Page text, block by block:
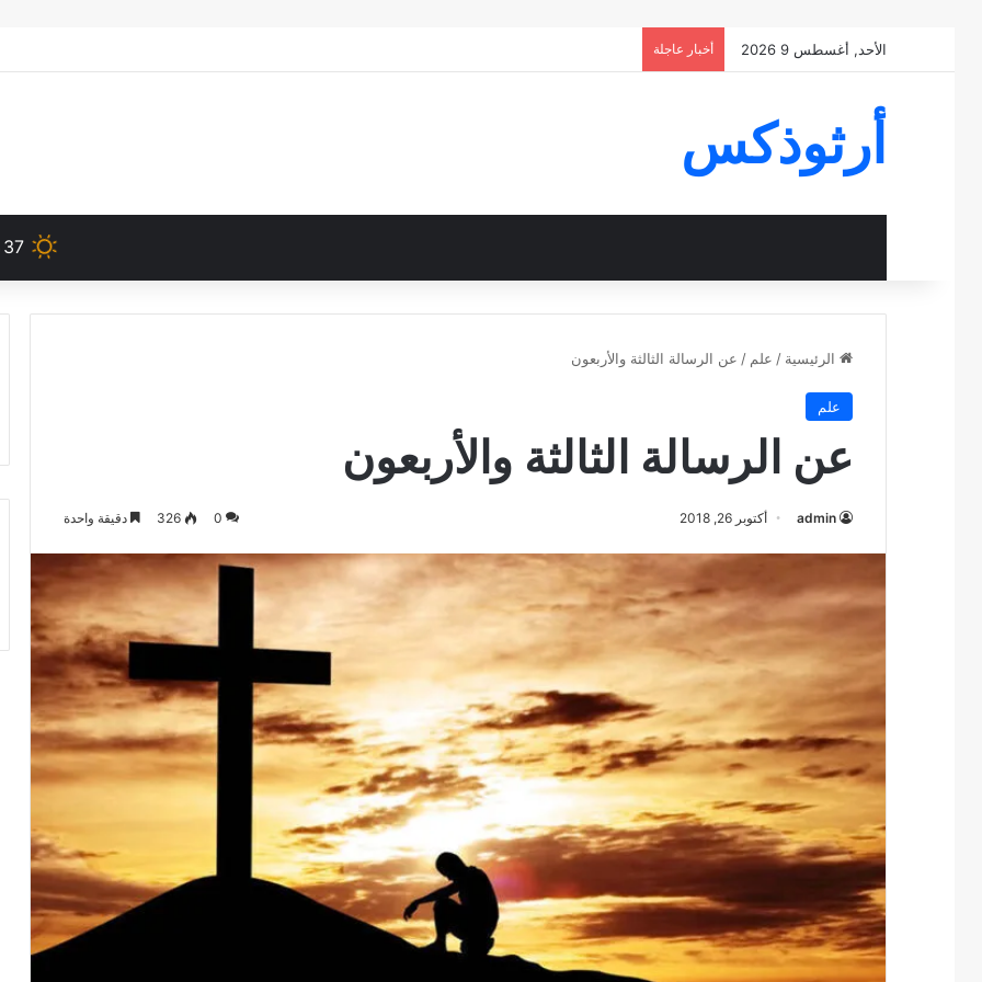
الأحد, أغسطس 9 2026 أخبار عاجلة
أرثوذكس
37
الرئيسية / علم / عن الرسالة الثالثة والأربعون
علم
عن الرسالة الثالثة والأربعون
admin أكتوبر 26, 2018 0
326 دقيقة واحدة